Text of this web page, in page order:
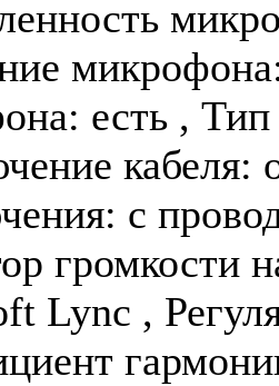
есть , Тип
кабеля:
с
громкости
Lync ,